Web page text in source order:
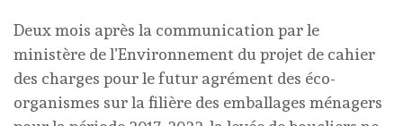
Deux mois après la communication par le
ministère de l’Environnement du projet de cahier
des charges pour le futur agrément des éco-
organismes sur la filière des emballages ménagers